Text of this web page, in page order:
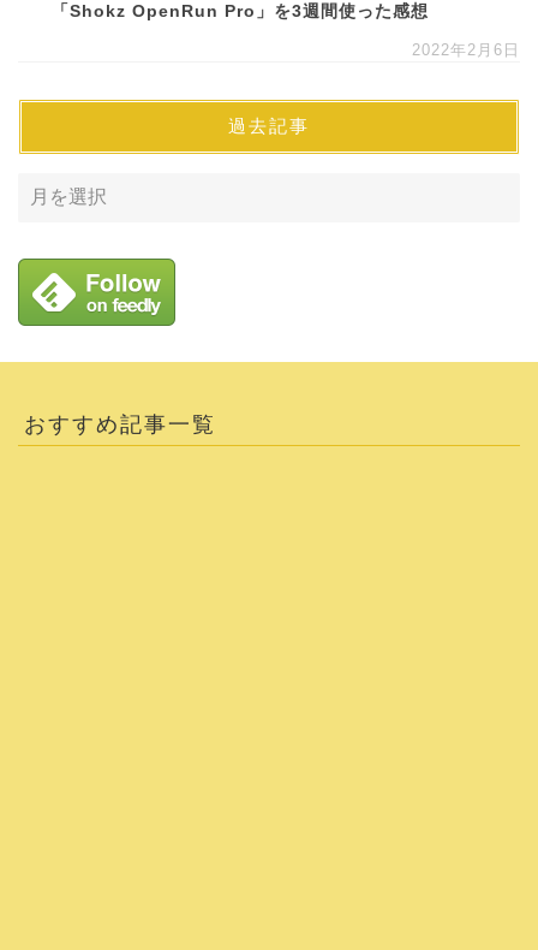
「Shokz OpenRun Pro」を3週間使った感想
2022年2月6日
過去記事
おすすめ記事一覧